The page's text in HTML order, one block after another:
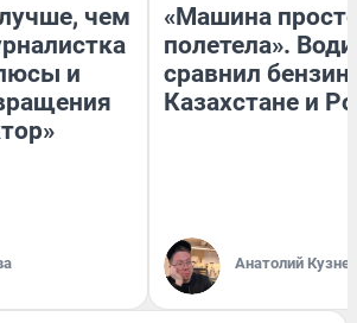
чем
и
«Машина
полетела».
сравнил бензин
Казахстане и
Анатолий